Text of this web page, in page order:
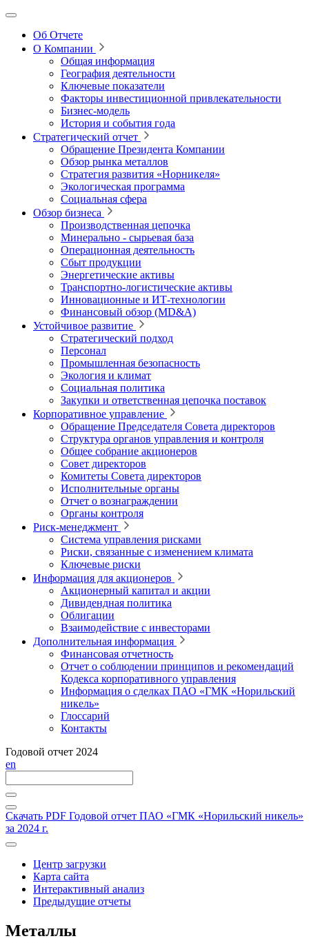
Об Отчете
О Компании
Общая информация
География деятельности
Ключевые показатели
Факторы инвестиционной привлекательности
Бизнес-модель
История и события года
Стратегический отчет
Обращение Президента Компании
Обзор рынка металлов
Стратегия развития «Норникеля»
Экологическая программа
Социальная сфера
Обзор бизнеса
Производственная цепочка
Минерально ‑ сырьевая база
Операционная деятельность
Сбыт продукции
Энергетические активы
Транспортно-логистические активы
Инновационные и ИТ‑технологии
Финансовый обзор (MD&A)
Устойчивое развитие
Стратегический подход
Персонал
Промышленная безопасность
Экология и климат
Социальная политика
Закупки и ответственная цепочка поставок
Корпоративное управление
Обращение Председателя Совета директоров
Структура органов управления и контроля
Общее собрание акционеров
Совет директоров
Комитеты Совета директоров
Исполнительные органы
Отчет о вознаграждении
Органы контроля
Риск-менеджмент
Система управления рисками
Риски, связанные с изменением климата
Ключевые риски
Информация для акционеров
Акционерный капитал и акции
Дивидендная политика
Облигации
Взаимодействие с инвесторами
Дополнительная информация
Финансовая отчетность
Отчет о соблюдении принципов и рекомендаций
Кодекса корпоративного управления
Информация о сделках ПАО «ГМК «Норильский
никель»
Глоссарий
Контакты
Годовой отчет 2024
en
Скачать PDF Годовой отчет ПАО «ГМК «Норильский никель»
за 2024 г.
Центр загрузки
Карта сайта
Интерактивный анализ
Предыдущие отчеты
Металлы